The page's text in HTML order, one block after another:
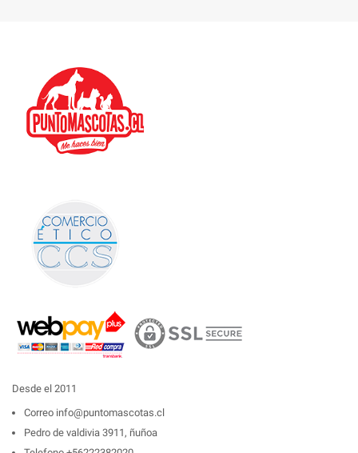
Desde el 2011
Correo info@puntomascotas.cl
Pedro de valdivia 3911, ñuñoa